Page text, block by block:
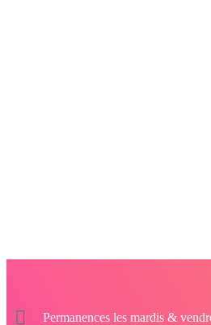
Permanences les mardis &